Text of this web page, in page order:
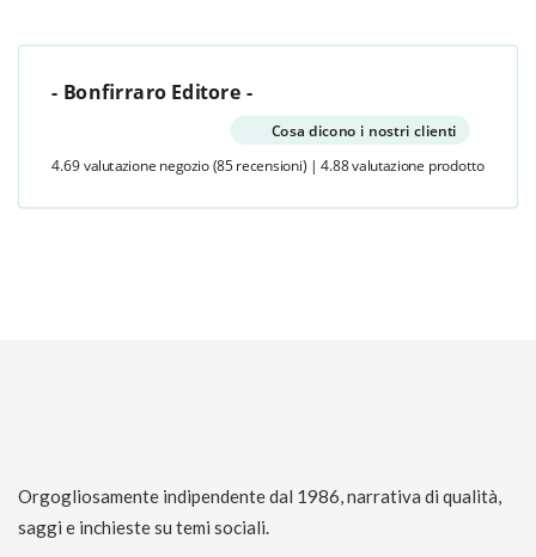
- Bonfirraro Editore -
Cosa dicono i nostri clienti
4.69 valutazione negozio (85 recensioni) | 4.88 valutazione prodotto
Orgogliosamente indipendente dal 1986, narrativa di qualità,
saggi e inchieste su temi sociali.